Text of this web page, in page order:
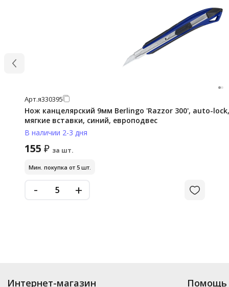
Арт.я330395
Нож канцелярский 9мм Berlingo 'Razzor 300', auto-
мягкие вставки, синий, европодвес
В наличии 2-3 дня
155 ₽ за шт.
Мин. покупка от 5 шт.
- +
Интернет-магазин Помощь